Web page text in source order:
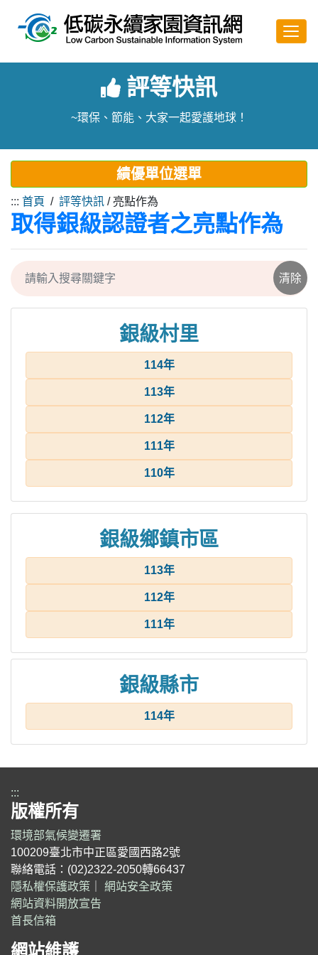
評等快訊
~環保、節能、大家一起愛護地球！
績優單位選單
::: 首頁 / 評等快訊 / 亮點作為
取得銀級認證者之亮點作為
清除
銀級村里
114年
113年
112年
111年
110年
銀級鄉鎮市區
113年
112年
111年
銀級縣市
114年
:::
版權所有
環境部氣候變遷署
100209臺北市中正區愛國西路2號
聯絡電話：(02)2322-2050轉66437
隱私權保護政策
網站安全政策
網站資料開放宣告
首長信箱
網站維護